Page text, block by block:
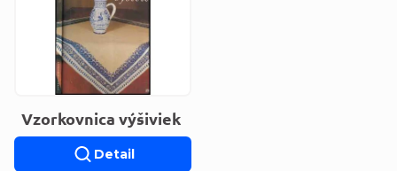
Vzorkovnica výšiviek
Detail